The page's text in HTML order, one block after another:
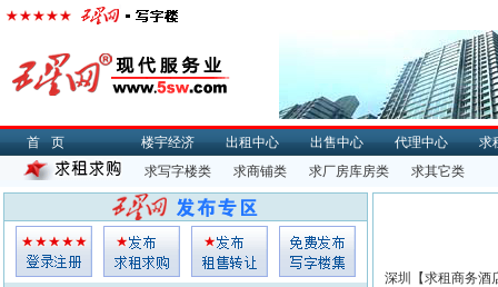
首页 楼宇经济 出租中心 出售中心 代理中心
求
求写字楼类
求商铺类 求厂房库房类 求其它类
深圳【求租商务酒